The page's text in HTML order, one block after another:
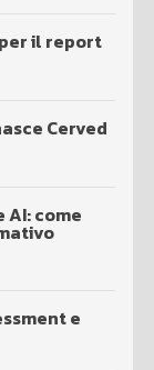
il report
Cerved
AI: come
e